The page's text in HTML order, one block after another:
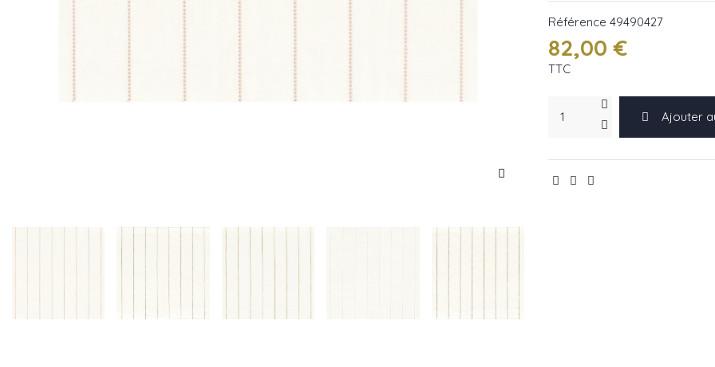
Référence 49490427
82,00 €
TTC
Ajouter